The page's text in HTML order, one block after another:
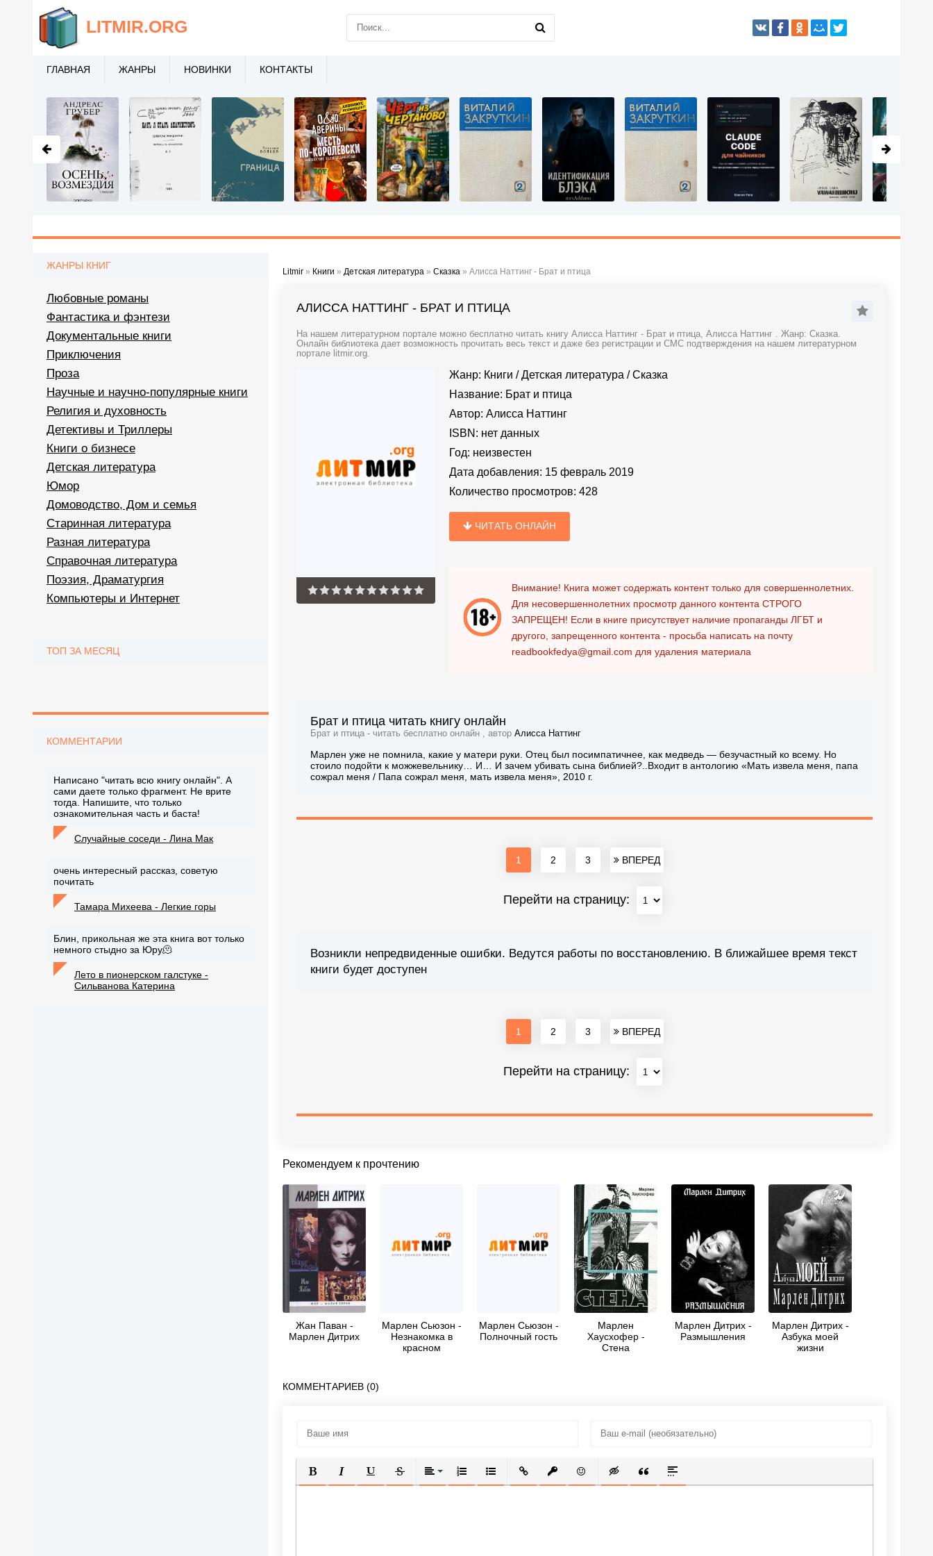
Litmir » Книги » Детская литература » Сказка » Алисса Наттинг - Брат и птица
АЛИССА НАТТИНГ - БРАТ И ПТИЦА
На нашем литературном портале можно бесплатно читать книгу Алисса Наттинг - Брат и птица, Алисса Наттинг . Жанр: Сказка.
Онлайн библиотека дает возможность прочитать весь текст и даже без регистрации и СМС подтверждения на нашем литературном
портале litmir.org.
Жанр: Книги /Детская литература /Сказка
Название: Брат и птица
Автор: Алисса Наттинг
ISBN: нет данных
Год: неизвестен
Дата добавления: 15 февраль 2019
Количество просмотров: 428
ЧИТАТЬ ОНЛАЙН
Внимание! Книга может содержать контент только для совершеннолетних.
Для несовершеннолетних просмотр данного контента СТРОГО
ЗАПРЕЩЕН! Если в книге присутствует наличие пропаганды ЛГБТ и
другого, запрещенного контента - просьба написать на почту
readbookfedya@gmail.com для удаления материала
Брат и птица читать книгу онлайн
Брат и птица - читать бесплатно онлайн , автор Алисса Наттинг
Марлен уже не помнила, какие у матери руки. Отец был посимпатичнее, как медведь — безучастный ко всему. Но
стоило подойти к можжевельнику… И… И зачем убивать сына библией?..Входит в антологию «Мать извела меня, папа
сожрал меня / Папа сожрал меня, мать извела меня», 2010 г.
1 2 3 ВПЕРЕД
Перейти на страницу:
Возникли непредвиденные ошибки. Ведутся работы по восстановлению. В ближайшее время текст
книги будет доступен
1 2 3 ВПЕРЕД
Перейти на страницу:
Рекомендуем к прочтению
Жан Паван -
Марлен Дитрих
Марлен Сьюзон -
Незнакомка в
красном
Марлен Сьюзон -
Полночный гость
Марлен
Хаусхофер -
Стена
Марлен Дитрих -
Размышления
Марлен Дитрих -
Азбука моей
жизни
КОММЕНТАРИЕВ (0)
ПОЛУЖИРНЫЙ
КУРСИВПОДЧЕРКНУТЫЙ
ЗАЧЕРКНУТЫЙВЫРАВНИВАНИЕ
НУМЕРОВАННЫЙ СПИСОК
МАРКИРОВАННЫЙ СПИСОК
ВСТАВИТЬ ССЫЛКУ
ВСТАВИТЬ ЗАЩИЩЕННУЮ ССЫЛКУ
ВСТАВИТЬ СМАЙЛИК
ВСТАВКА СКРЫТОГО ТЕКСТА
ВСТАВКА ЦИТАТЫ
ВСТАВКА СПОЙЛЕРА
ЖАНРЫ КНИГ
Любовные романы
Фантастика и фэнтези
Документальные книги
Приключения
Проза
Научные и научно-популярные книги
Религия и духовность
Детективы и Триллеры
Книги о бизнесе
Детская литература
Юмор
Домоводство, Дом и семья
Старинная литература
Разная литература
Справочная литература
Поэзия, Драматургия
Компьютеры и Интернет
ТОП ЗА МЕСЯЦ
КОММЕНТАРИИ
Написано "читать всю книгу онлайн". А
сами даете только фрагмент. Не врите
тогда. Напишите, что только
ознакомительная часть и баста!
Случайные соседи - Лина Мак
очень интересный рассказ, советую
почитать
Тамара Михеева - Легкие горы
Блин, прикольная же эта книга вот только
немного стыдно за Юру🫠
Лето в пионерском галстуке -
Сильванова Катерина
LITMIR.ORG
ГЛАВНАЯ ЖАНРЫ НОВИНКИ КОНТАКТЫ